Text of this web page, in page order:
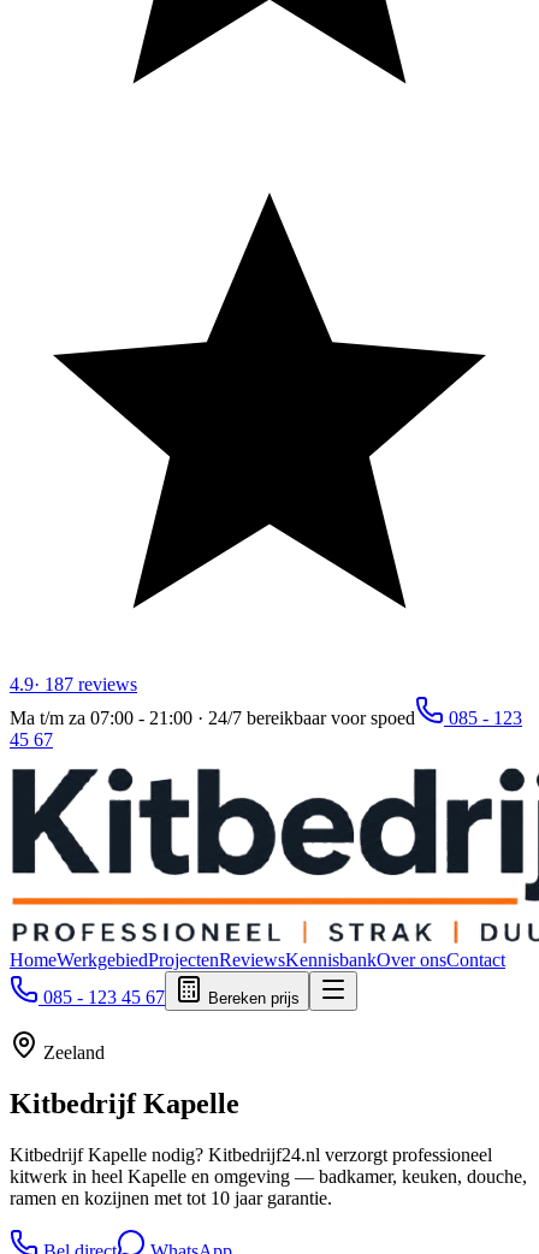
4.9· 187 reviews
Ma t/m za 07:00 - 21:00 · 24/7 bereikbaar voor spoed
085 - 123
45 67
HomeWerkgebiedProjectenReviewsKennisbankOver onsContact
085 - 123 45 67
Bereken prijs
Zeeland
KitbedrijfKapelle
Kitbedrijf Kapelle nodig? Kitbedrijf24.nl verzorgt professioneel
kitwerk in heel Kapelle en omgeving — badkamer, keuken, douche,
ramen en kozijnen met tot 10 jaar garantie.